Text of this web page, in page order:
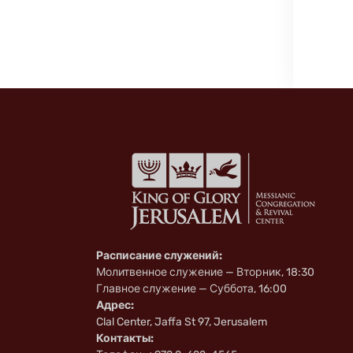
Расписание служений:
Молитвенное служение — Вторник, 18:30
Главное служение — Суббота, 16:00
Адрес:
Clal Center, Jaffa St 97, Jerusalem
Контакты: